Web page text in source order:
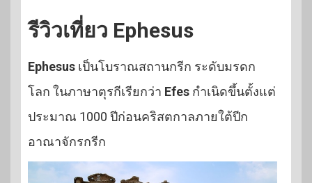
รีวิวเที่ยว Ephesus
Ephesus เป็นโบราณสถานกรีก ระดับมรดก
โลก ในภาษาตุรกีเรียกว่า Efes กำเนิดขึ้นตั้งแต่
ประมาณ 1000 ปีก่อนคริสตกาลภายใต้ปีก
อาณาจักรกรีก